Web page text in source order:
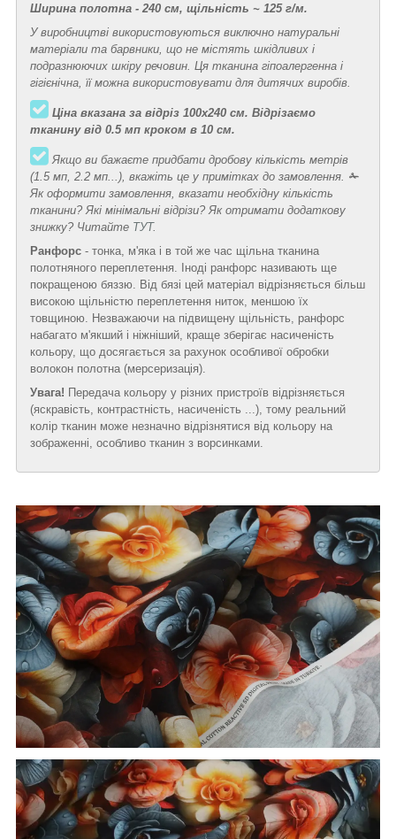
Ширина полотна - 240 см, щільність ~ 125 г/м.
У виробництві використовуються виключно натуральні
матеріали та барвники, що не містять шкідливих і
подразнюючих шкіру речовин. Ця тканина гіпоалергенна і
гігієнічна, її можна використовувати для дитячих виробів.
Ціна вказана за відріз 100х240 см. Відрізаємо
тканину від 0.5 мп кроком в 10 см.
Якщо ви бажаєте придбати дробову кількість метрів
(1.5 мп, 2.2 мп...), вкажіть це у примітках до замовлення. ✁
Як оформити замовлення, вказати необхідну кількість
тканини? Які мінімальні відрізи? Як отримати додаткову
знижку? Читайте ТУТ.
Ранфорс - тонка, м'яка і в той же час щільна тканина
полотняного переплетення. Іноді ранфорс називають ще
покращеною бяззю. Від бязі цей матеріал відрізняється більш
високою щільністю переплетення ниток, меншою їх
товщиною. Незважаючи на підвищену щільність, ранфорс
набагато м'якший і ніжніший, краще зберігає насиченість
кольору, що досягається за рахунок особливої обробки
волокон полотна (мерсеризація).
Увага! Передача кольору у різних пристроїв відрізняється
(яскравість, контрастність, насиченість ...), тому реальний
колір тканин може незначно відрізнятися від кольору на
зображенні, особливо тканин з ворсинками.